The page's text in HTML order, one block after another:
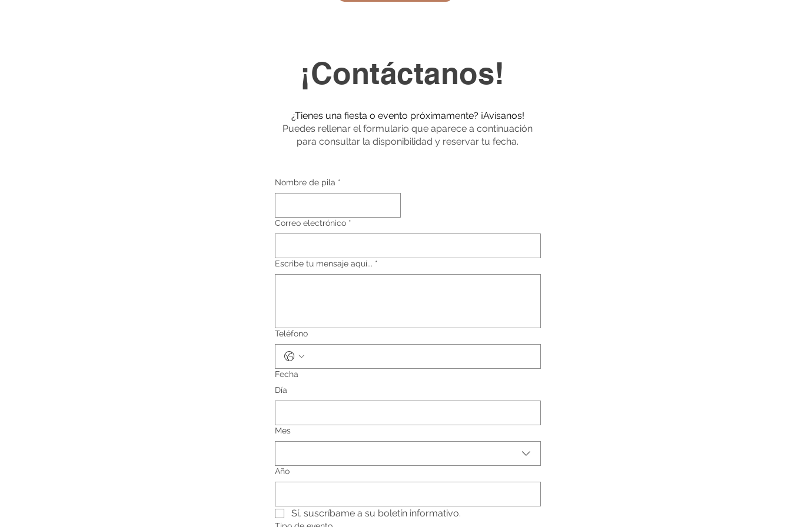
¡Contáctanos!
¿Tienes una fiesta o evento próximamente? ¡Avísanos!
Puedes rellenar el formulario que aparece a continuación
para consultar la disponibilidad y reservar tu fecha.
Nombre de pila *
Correo electrónico *
Escribe tu mensaje aquí... *
Teléfono
Fecha
Día
Mes
Año
Sí, suscríbame a su boletín informativo.